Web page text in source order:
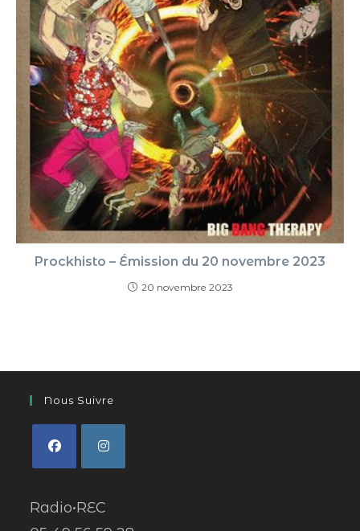
Prockhisto – Émission du 20 novembre 2023
20 novembre 2023
Nous Suivre
Radio•REC